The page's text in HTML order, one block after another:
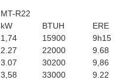
MT-R22
kW
BTUH
ERE
1,74 15900
9h15
2.27 22000
9.68
3.07 30200
9,86
3,58 33000
9.22